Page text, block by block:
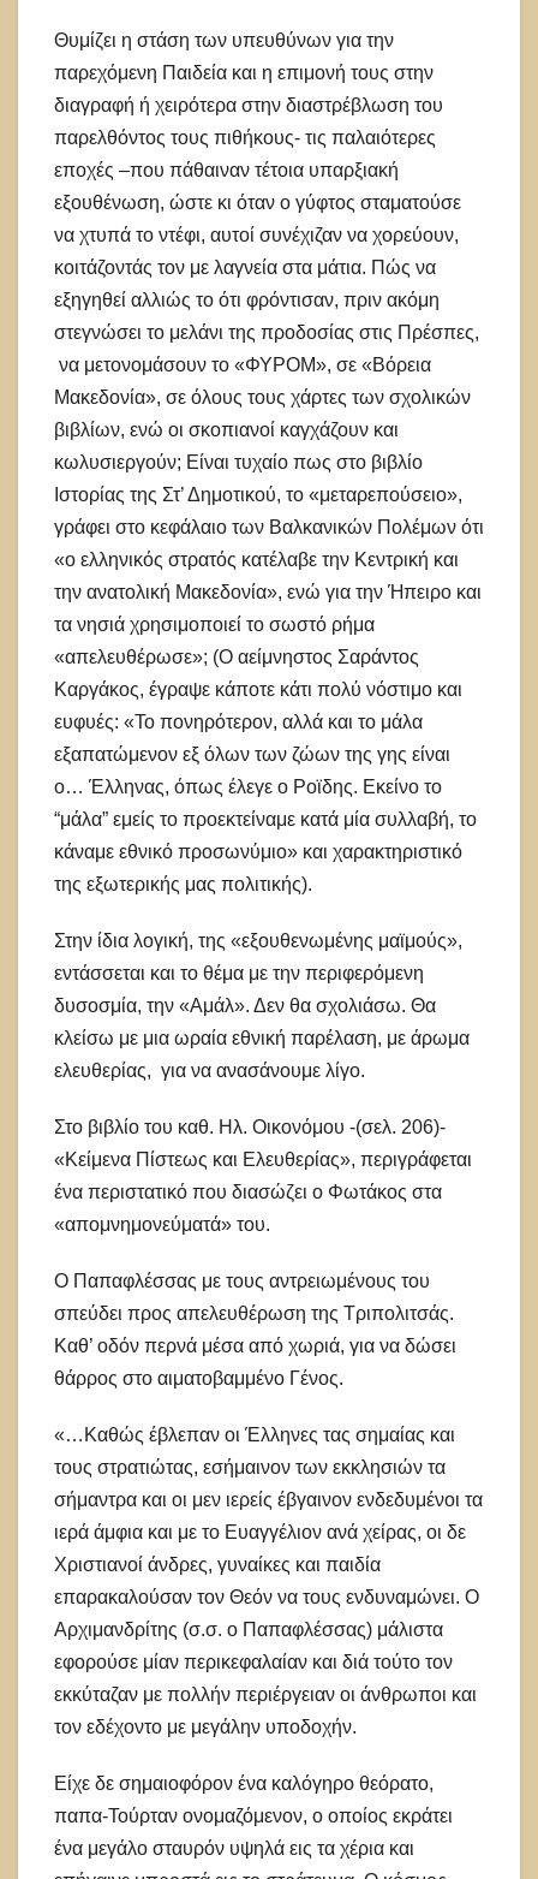
Θυμίζει η στάση των υπευθύνων για την
παρεχόμενη Παιδεία και η επιμονή τους στην
διαγραφή ή χειρότερα στην διαστρέβλωση του
παρελθόντος τους πιθήκους- τις παλαιότερες
εποχές –που πάθαιναν τέτοια υπαρξιακή
εξουθένωση, ώστε κι όταν ο γύφτος σταματούσε
να χτυπά το ντέφι, αυτοί συνέχιζαν να χορεύουν,
κοιτάζοντάς τον με λαγνεία στα μάτια. Πώς να
εξηγηθεί αλλιώς το ότι φρόντισαν, πριν ακόμη
στεγνώσει το μελάνι της προδοσίας στις Πρέσπες,
να μετονομάσουν το «ΦΥΡΟΜ», σε «Βόρεια
Μακεδονία», σε όλους τους χάρτες των σχολικών
βιβλίων, ενώ οι σκοπιανοί καγχάζουν και
κωλυσιεργούν; Είναι τυχαίο πως στο βιβλίο
Ιστορίας της Στ’ Δημοτικού, το «μεταρεπούσειο»,
γράφει στο κεφάλαιο των Βαλκανικών Πολέμων ότι
«ο ελληνικός στρατός κατέλαβε την Κεντρική και
την ανατολική Μακεδονία», ενώ για την Ήπειρο και
τα νησιά χρησιμοποιεί το σωστό ρήμα
«απελευθέρωσε»; (Ο αείμνηστος Σαράντος
Καργάκος, έγραψε κάποτε κάτι πολύ νόστιμο και
ευφυές: «Το πονηρότερον, αλλά και το μάλα
εξαπατώμενον εξ όλων των ζώων της γης είναι
ο… Έλληνας, όπως έλεγε ο Ροϊδης. Εκείνο το
“μάλα” εμείς το προεκτείναμε κατά μία συλλαβή, το
κάναμε εθνικό προσωνύμιο» και χαρακτηριστικό
της εξωτερικής μας πολιτικής).
Στην ίδια λογική, της «εξουθενωμένης μαϊμούς»,
εντάσσεται και το θέμα με την περιφερόμενη
δυσοσμία, την «Αμάλ». Δεν θα σχολιάσω. Θα
κλείσω με μια ωραία εθνική παρέλαση, με άρωμα
ελευθερίας, για να ανασάνουμε λίγο.
Στο βιβλίο του καθ. Ηλ. Οικονόμου -(σελ. 206)-
«Κείμενα Πίστεως και Ελευθερίας», περιγράφεται
ένα περιστατικό που διασώζει ο Φωτάκος στα
«απομνημονεύματά» του.
Ο Παπαφλέσσας με τους αντρειωμένους του
σπεύδει προς απελευθέρωση της Τριπολιτσάς.
Καθ’ οδόν περνά μέσα από χωριά, για να δώσει
θάρρος στο αιματοβαμμένο Γένος.
«…Καθώς έβλεπαν οι Έλληνες τας σημαίας και
τους στρατιώτας, εσήμαινον των εκκλησιών τα
σήμαντρα και οι μεν ιερείς έβγαινον ενδεδυμένοι τα
ιερά άμφια και με το Ευαγγέλιον ανά χείρας, οι δε
Χριστιανοί άνδρες, γυναίκες και παιδία
επαρακαλούσαν τον Θεόν να τους ενδυναμώνει. Ο
Αρχιμανδρίτης (σ.σ. ο Παπαφλέσσας) μάλιστα
εφορούσε μίαν περικεφαλαίαν και διά τούτο τον
εκκύταζαν με πολλήν περιέργειαν οι άνθρωποι και
τον εδέχοντο με μεγάλην υποδοχήν.
Είχε δε σημαιοφόρον ένα καλόγηρο θεόρατο,
παπα-Τούρταν ονομαζόμενον, ο οποίος εκράτει
ένα μεγάλο σταυρόν υψηλά εις τα χέρια και